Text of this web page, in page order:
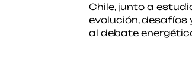
Chile, junto a
evolución,
al debate